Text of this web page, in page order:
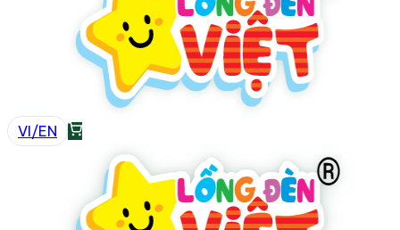
VI/EN